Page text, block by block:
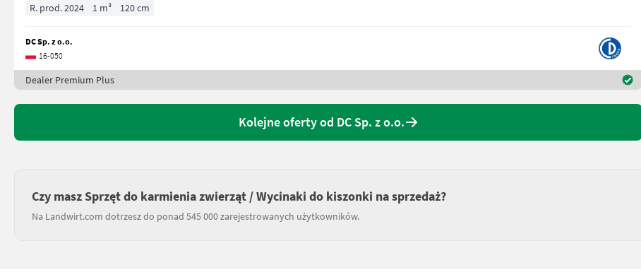
R. prod. 2024 1 m³ 120 cm
DC Sp. z o.o.
16-050
Dealer Premium Plus
Kolejne oferty od DC Sp. z o.o.
Czy masz Sprzęt do karmienia zwierząt / Wycinaki do kiszonki na sprzedaż?
Na Landwirt.com dotrzesz do ponad 545 000 zarejestrowanych użytkowników.